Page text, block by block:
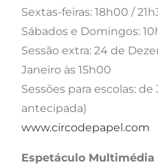
Sextas-feiras: 18h00 /
Sábados e Domingos:
Sessão extra: 24 de
Janeiro às 15h00
Sessões para escolas: de
antecipada)
www.circodepapel.com
Espetáculo Multimédia